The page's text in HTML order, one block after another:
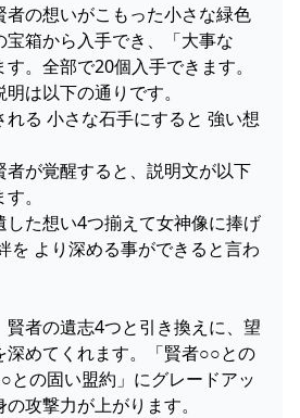
者の想いがこもった小さな緑色
宝箱から入手でき、「大事な
。全部で20個入手できます。
は以下の通りです。
れる 小さな石手にすると 強い想
者が覚醒すると、説明文が以下
。
した想い4つ揃えて女神像に捧げ
を より深める事ができると言わ
賢者の遺志4つと引き換えに、望
深めてくれます。「賢者○○との
との固い盟約」にグレードアッ
攻撃力が上がります。